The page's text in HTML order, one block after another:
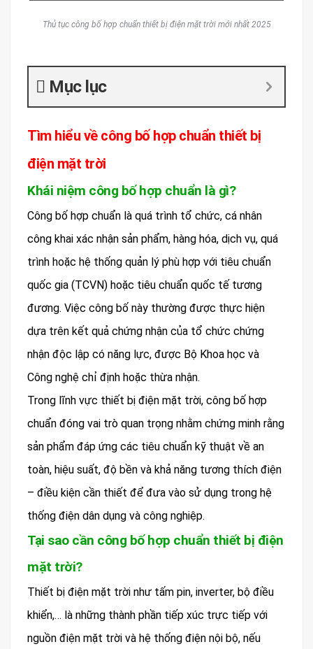
Thủ tục công bố hợp chuẩn thiết bị điện mặt trời mới nhất 2025
Mục lục
Tìm hiểu về công bố hợp chuẩn thiết bị
điện mặt trời
Khái niệm công bố hợp chuẩn là gì?
Công bố hợp chuẩn là quá trình tổ chức, cá nhân
công khai xác nhận sản phẩm, hàng hóa, dịch vụ, quá
trình hoặc hệ thống quản lý phù hợp với tiêu chuẩn
quốc gia (TCVN) hoặc tiêu chuẩn quốc tế tương
đương. Việc công bố này thường được thực hiện
dựa trên kết quả chứng nhận của tổ chức chứng
nhận độc lập có năng lực, được Bộ Khoa học và
Công nghệ chỉ định hoặc thừa nhận.
Trong lĩnh vực thiết bị điện mặt trời, công bố hợp
chuẩn đóng vai trò quan trọng nhằm chứng minh rằng
sản phẩm đáp ứng các tiêu chuẩn kỹ thuật về an
toàn, hiệu suất, độ bền và khả năng tương thích điện
– điều kiện cần thiết để đưa vào sử dụng trong hệ
thống điện dân dụng và công nghiệp.
Tại sao cần công bố hợp chuẩn thiết bị điện
mặt trời?
Thiết bị điện mặt trời như tấm pin, inverter, bộ điều
khiển,… là những thành phần tiếp xúc trực tiếp với
nguồn điện mặt trời và hệ thống điện nội bộ, nếu